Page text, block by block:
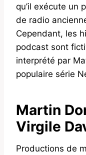
qu’il exécute un
de radio
Cependant, les
podcast sont
interprété par
populaire série
Martin
Virgile
Productions de